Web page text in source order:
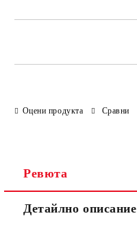
Оцени продукта Сравни
Ревюта
Детайлно описание